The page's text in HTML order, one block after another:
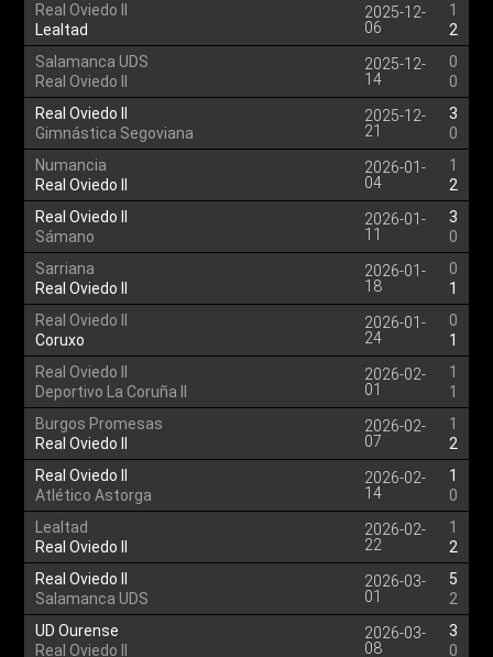
Real Oviedo II
Lealtad
2025-12-
06
1
2
Salamanca UDS
Real Oviedo II
2025-12-
14
0
0
Real Oviedo II
Gimnástica Segoviana
2025-12-
21
3
0
Numancia
Real Oviedo II
2026-01-
04
1
2
Real Oviedo II
Sámano
2026-01-
11
3
0
Sarriana
Real Oviedo II
2026-01-
18
0
1
Real Oviedo II
Coruxo
2026-01-
24
0
1
Real Oviedo II
Deportivo La Coruña II
2026-02-
01
1
1
Burgos Promesas
Real Oviedo II
2026-02-
07
1
2
Real Oviedo II
Atlético Astorga
2026-02-
14
1
0
Lealtad
Real Oviedo II
2026-02-
22
1
2
Real Oviedo II
Salamanca UDS
2026-03-
01
5
2
UD Ourense
Real Oviedo II
2026-03-
08
3
0